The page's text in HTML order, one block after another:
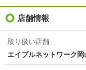
店舗情報
取り扱い店舗
エイブルネットワーク